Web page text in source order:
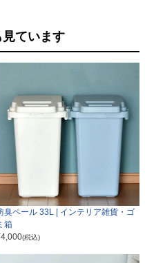
ています
臭ペール 33L | インテリア雑貨・ゴ
箱
4,000(税込)